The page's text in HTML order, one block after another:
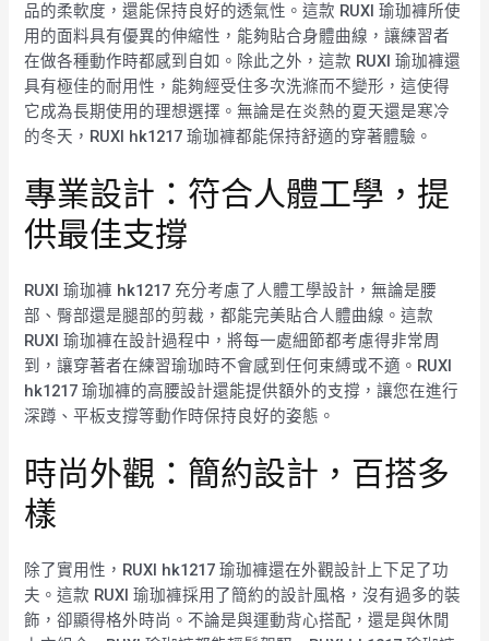
品的柔軟度，還能保持良好的透氣性。這款 RUXI 瑜珈褲所使
用的面料具有優異的伸縮性，能夠貼合身體曲線，讓練習者
在做各種動作時都感到自如。除此之外，這款 RUXI 瑜珈褲還
具有極佳的耐用性，能夠經受住多次洗滌而不變形，這使得
它成為長期使用的理想選擇。無論是在炎熱的夏天還是寒冷
的冬天，RUXI hk1217 瑜珈褲都能保持舒適的穿著體驗。
專業設計：符合人體工學，提
供最佳支撐
RUXI 瑜珈褲 hk1217 充分考慮了人體工學設計，無論是腰
部、臀部還是腿部的剪裁，都能完美貼合人體曲線。這款
RUXI 瑜珈褲在設計過程中，將每一處細節都考慮得非常周
到，讓穿著者在練習瑜珈時不會感到任何束縛或不適。RUXI
hk1217 瑜珈褲的高腰設計還能提供額外的支撐，讓您在進行
深蹲、平板支撐等動作時保持良好的姿態。
時尚外觀：簡約設計，百搭多
樣
除了實用性，RUXI hk1217 瑜珈褲還在外觀設計上下足了功
夫。這款 RUXI 瑜珈褲採用了簡約的設計風格，沒有過多的裝
飾，卻顯得格外時尚。不論是與運動背心搭配，還是與休閒